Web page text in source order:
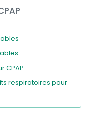
CPAP
respiratoires pour